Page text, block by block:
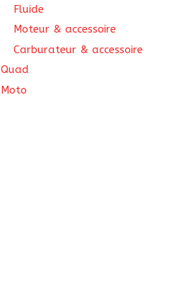
Fluide
Moteur & accessoire
Carburateur & accessoire
Quad
Moto